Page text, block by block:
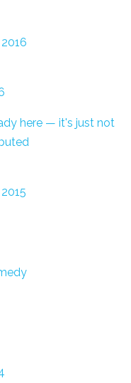
here — it's just not